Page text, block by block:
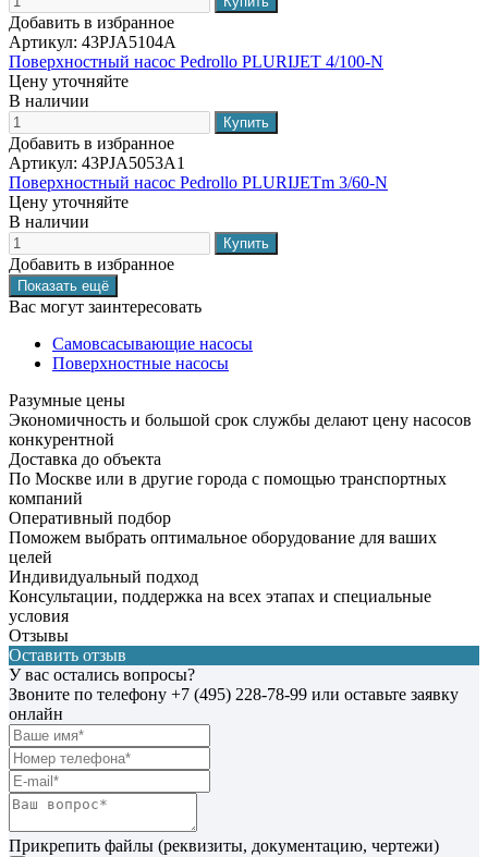
Добавить в избранное
Артикул: 43PJA5104A
Поверхностный насос Pedrollo PLURIJET 4/100-N
Цену уточняйте
В наличии
Добавить в избранное
Артикул: 43PJA5053A1
Поверхностный насос Pedrollo PLURIJETm 3/60-N
Цену уточняйте
В наличии
Добавить в избранное
Вас могут заинтересовать
Самовсасывающие насосы
Поверхностные насосы
Разумные цены
Экономичность и большой срок службы делают цену насосов
конкурентной
Доставка до объекта
По Москве или в другие города с помощью транспортных
компаний
Оперативный подбор
Поможем выбрать оптимальное оборудование для ваших
целей
Индивидуальный подход
Консультации, поддержка на всех этапах и специальные
условия
Отзывы
Оставить отзыв
У вас остались вопросы?
Звоните по телефону +7 (495) 228-78-99 или оставьте заявку
онлайн
Прикрепить файлы (реквизиты, документацию, чертежи)